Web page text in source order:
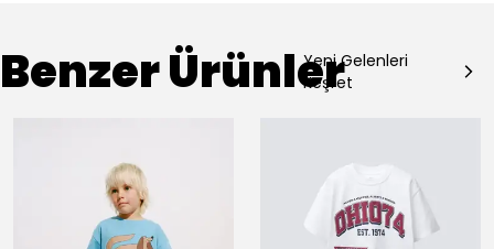
Benzer ÜrünlerYeni Gelenleri
Keşfet